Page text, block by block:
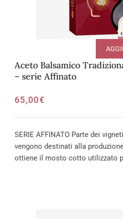
Aceto Balsamico
– serie Affinato
65,00€
SERIE AFFINATO Parte dei
vengono destinati alla
ottiene il mosto cotto utilizzato